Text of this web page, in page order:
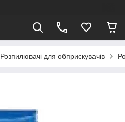
Розпилювачі для обприскувачів